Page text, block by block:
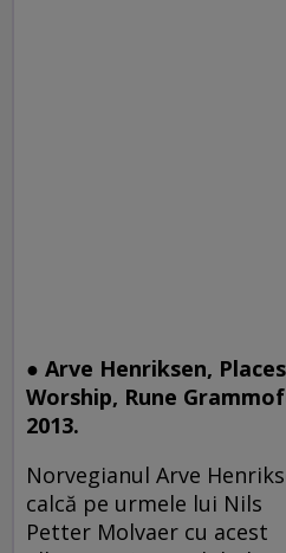
● Arve Henriksen,
Worship, Rune
2013.
Norvegianul Arve
calcă pe urmele lui Nils
Petter Molvaer cu acest